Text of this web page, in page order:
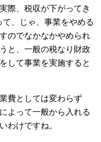
際、税収が下がってき
、じゃ、事業をやめる
のでなかなかやめられ
と、一般の税なり財政
して事業を実施すると
費としては変わらず
よって一般から入れる
わけですね。